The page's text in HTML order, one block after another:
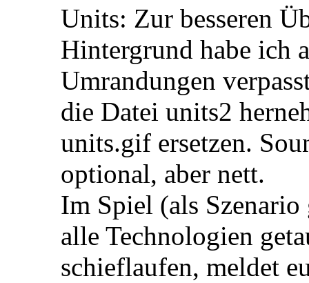
Units: Zur besseren
Hintergrund habe ich
Umrandungen
die Datei units2
units.gif ersetzen.
optional, aber nett.
Im Spiel (als
alle Technologien
schieflaufen, meldet